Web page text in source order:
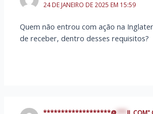
24 DE JANEIRO DE 2025 EM 15:59
Quem não entrou com ação na
de receber, dentro desses requisitos?
*******************@ ***IL.COM"